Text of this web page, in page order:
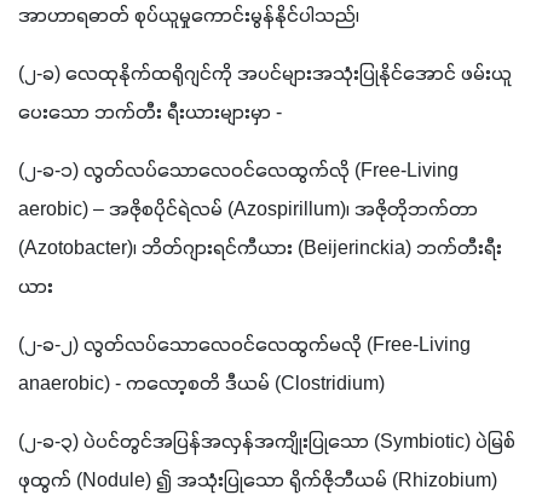
အာဟာရဓာတ် စုပ်ယူမှုကောင်းမွန်နိုင်ပါသည်၊
(၂-ခ) လေထုနိုက်ထရိုဂျင်ကို အပင်များအသုံးပြုနိုင်အောင် ဖမ်းယူ
ပေးသော ဘက်တီး ရီးယားများမှာ -
(၂-ခ-၁) လွတ်လပ်သောလေဝင်လေထွက်လို (Free-Living
aerobic) – အဇိုစပိုင်ရဲလမ် (Azospirillum)၊ အဇိုတိုဘက်တာ
(Azotobacter)၊ ဘိတ်ဂျားရင်ကီယား (Beijerinckia) ဘက်တီးရီး
ယား
(၂-ခ-၂) လွတ်လပ်သောလေဝင်လေထွက်မလို (Free-Living
anaerobic) - ကလော့စတိ ဒီယမ် (Clostridium)
(၂-ခ-၃) ပဲပင်တွင်အပြန်အလှန်အကျိုးပြုသော (Symbiotic) ပဲမြစ်
ဖုထွက် (Nodule) ၍ အသုံးပြုသော ရိုက်ဇိုဘီယမ် (Rhizobium)